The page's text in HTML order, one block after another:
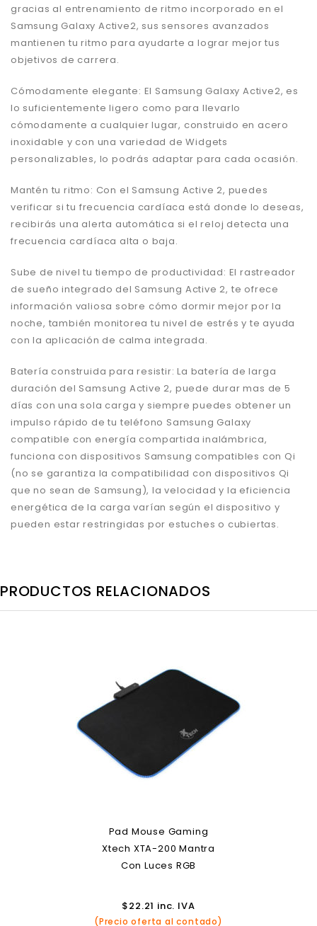
gracias al entrenamiento de ritmo incorporado en el
Samsung Galaxy Active2, sus sensores avanzados
mantienen tu ritmo para ayudarte a lograr mejor tus
objetivos de carrera.
Cómodamente elegante: El Samsung Galaxy Active2, es
lo suficientemente ligero como para llevarlo
cómodamente a cualquier lugar, construido en acero
inoxidable y con una variedad de Widgets
personalizables, lo podrás adaptar para cada ocasión.
Mantén tu ritmo: Con el Samsung Active 2, puedes
verificar si tu frecuencia cardíaca está donde lo deseas,
recibirás una alerta automática si el reloj detecta una
frecuencia cardíaca alta o baja.
Sube de nivel tu tiempo de productividad: El rastreador
de sueño integrado del Samsung Active 2, te ofrece
información valiosa sobre cómo dormir mejor por la
noche, también monitorea tu nivel de estrés y te ayuda
con la aplicación de calma integrada.
Batería construida para resistir: La batería de larga
duración del Samsung Active 2, puede durar mas de 5
días con una sola carga y siempre puedes obtener un
impulso rápido de tu teléfono Samsung Galaxy
compatible con energía compartida inalámbrica,
funciona con dispositivos Samsung compatibles con Qi
(no se garantiza la compatibilidad con dispositivos Qi
que no sean de Samsung), la velocidad y la eficiencia
energética de la carga varían según el dispositivo y
pueden estar restringidas por estuches o cubiertas.
PRODUCTOS RELACIONADOS
Pad Mouse Gaming
Xtech XTA-200 Mantra
Con Luces RGB
$22.21 inc. IVA
(Precio oferta al contado)